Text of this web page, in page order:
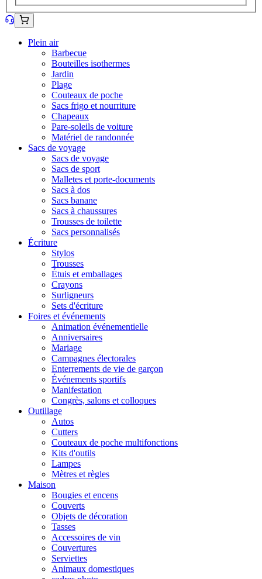
Plein air
Barbecue
Bouteilles isothermes
Jardin
Plage
Couteaux de poche
Sacs frigo et nourriture
Chapeaux
Pare-soleils de voiture
Matériel de randonnée
Sacs de voyage
Sacs de voyage
Sacs de sport
Malletes et porte-documents
Sacs à dos
Sacs banane
Sacs à chaussures
Trousses de toilette
Sacs personnalisés
Écriture
Stylos
Trousses
Étuis et emballages
Crayons
Surligneurs
Sets d'écriture
Foires et événements
Animation événementielle
Anniversaires
Mariage
Campagnes électorales
Enterrements de vie de garçon
Événements sportifs
Manifestation
Congrès, salons et colloques
Outillage
Autos
Cutters
Couteaux de poche multifonctions
Kits d'outils
Lampes
Mètres et règles
Maison
Bougies et encens
Couverts
Objets de décoration
Tasses
Accessoires de vin
Couvertures
Serviettes
Animaux domestiques